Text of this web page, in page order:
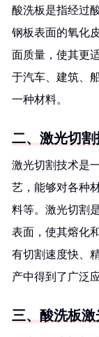
酸洗板是指经过
钢板表面的氧化
面质量，使其更
于汽车、建筑、
一种材料。
二、激光切割
激光切割技术是
艺，能够对各种
料等。激光切割
表面，使其熔化
有切割速度快、
产中得到了广泛应
三、酸洗板激